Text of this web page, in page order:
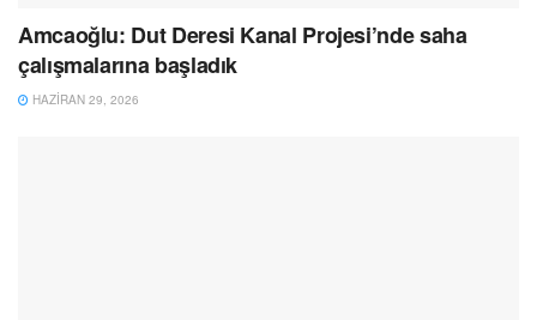
Amcaoğlu: Dut Deresi Kanal Projesi’nde saha
çalışmalarına başladık
HAZIRAN 29, 2026